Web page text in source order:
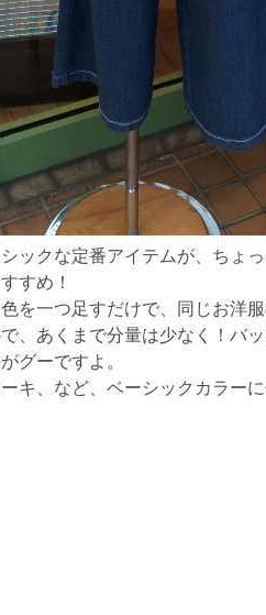
ックな定番アイテムが、ちょ
すめ！
を一つ足すだけで、同じお洋
、あくまで分量は少なく！バ
グーですよ。
キ、など、ベーシックカラーに